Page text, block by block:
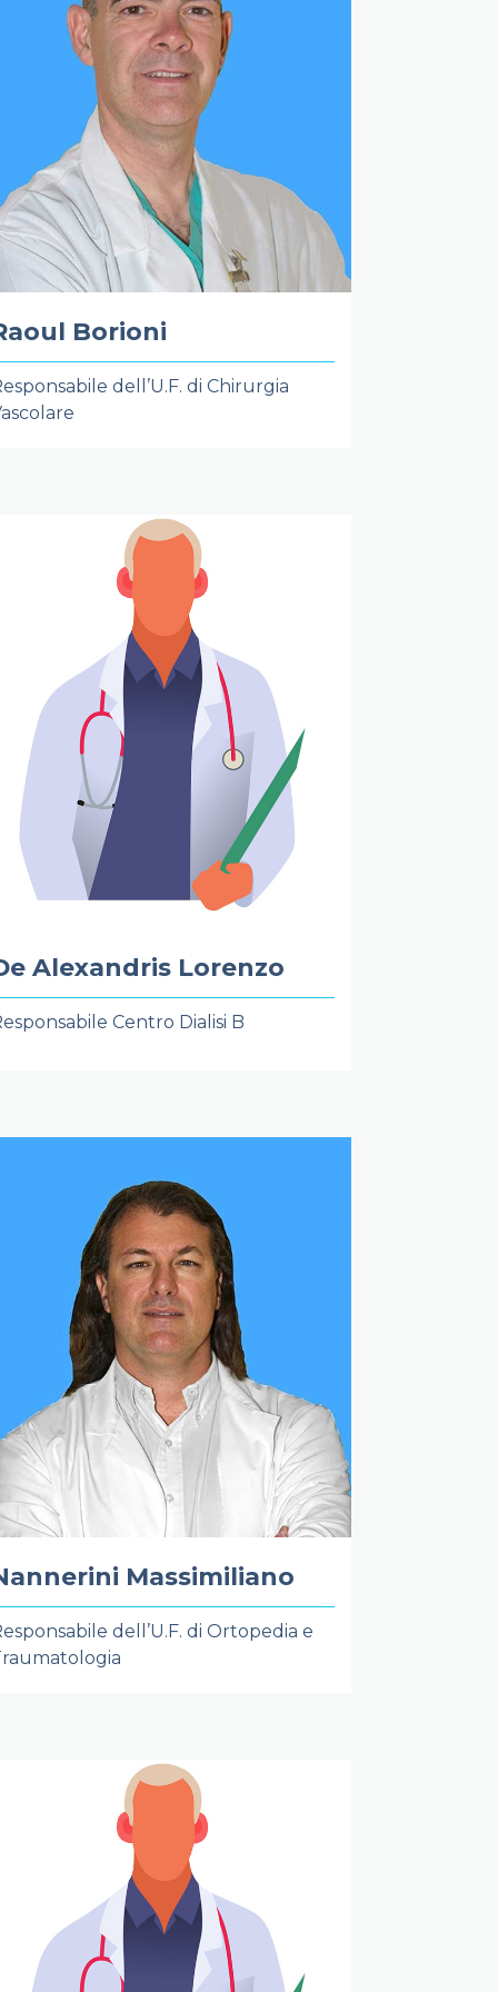
Borioni
dell’U.F. di Chirurgia
Alexandris Lorenzo
Centro Dialisi B
Massimiliano
dell’U.F. di Ortopedia e